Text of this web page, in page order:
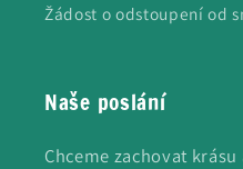
Žádost o odstoupení od
Naše poslání
Chceme zachovat